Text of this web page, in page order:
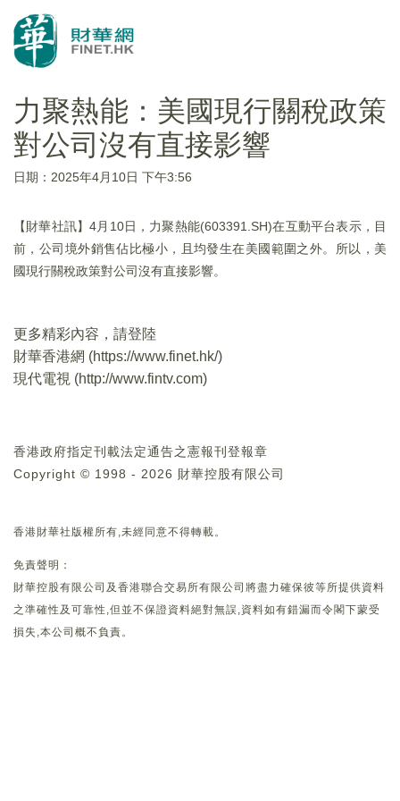
力聚熱能：美國現行關稅政策
對公司沒有直接影響
日期：2025年4月10日 下午3:56
【財華社訊】4月10日，力聚熱能(603391.SH)在互動平台表示，目
前，公司境外銷售佔比極小，且均發生在美國範圍之外。所以，美
國現行關稅政策對公司沒有直接影響。
更多精彩內容，請登陸
財華香港網 (https://www.finet.hk/)
現代電視 (http://www.fintv.com)
香港政府指定刊載法定通告之憲報刊登報章
Copyright © 1998 - 2026 財華控股有限公司
香港財華社版權所有,未經同意不得轉載。
免責聲明：
財華控股有限公司及香港聯合交易所有限公司將盡力確保彼等所提供資料
之準確性及可靠性,但並不保證資料絕對無誤,資料如有錯漏而令閣下蒙受
損失,本公司概不負責。